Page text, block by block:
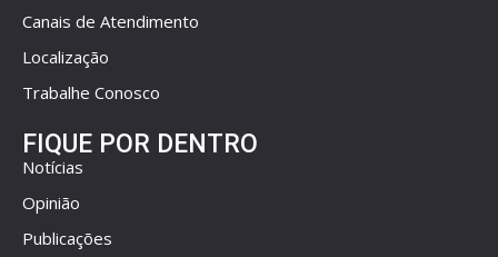
Canais de Atendimento
Localização
Trabalhe Conosco
FIQUE POR DENTRO
Notícias
Opinião
Publicações